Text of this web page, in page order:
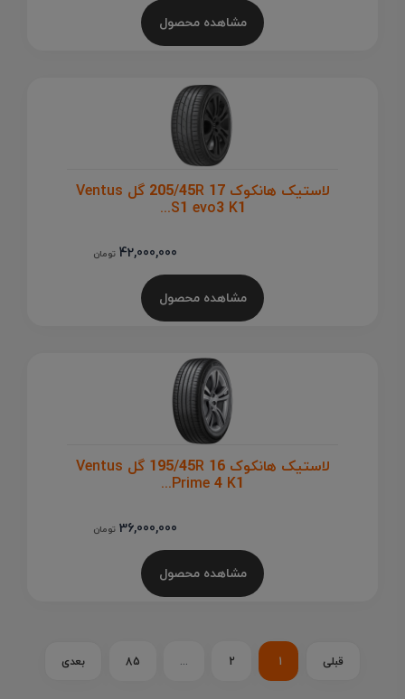
مشاهده محصول
لاستیک هانکوک 205/45R 17 گل Ventus
S1 evo3 K1...
42,000,000 تومان
مشاهده محصول
لاستیک هانکوک 195/45R 16 گل Ventus
Prime 4 K1...
36,000,000 تومان
مشاهده محصول
قبلی 1
2
...
85 بعدی